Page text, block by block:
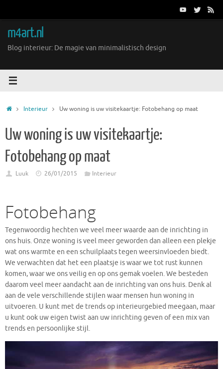
inhoud
m4art.nl
Blog interieur: De magie van minimalistisch design
HomeInterieur Uw woning is uw visitekaartje: Fotobehang op maat
Uw woning is uw visitekaartje:
Fotobehang op maat
Luuk 26/01/2015 Interieur
Fotobehang
Tegenwoordig hechten we veel meer waarde aan de inrichting in
ons huis. Onze woning is veel meer geworden dan alleen een plekje
wat ons warmte en een schuilplaats tegen weersinvloeden biedt.
We verwachten dat het een plaatsje is waar we tot rust kunnen
komen, waar we ons veilig en op ons gemak voelen. We besteden
daarom veel meer aandacht aan de inrichting van ons huis. Denk al
aan de vele verschillende stijlen waar mensen hun woning in
uitvoeren. U kunt met de trends op interieurgebied meegaan, maar
u kunt ook uw eigen twist aan uw inrichting geven of een mix van
trends en persoonlijke stijl.